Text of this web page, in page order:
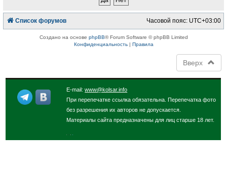
Список форумов Часовой пояс: UTC+03:00
Создано на основе phpBB® Forum Software © phpBB Limited
Конфиденциальность| Правила
Вверх
E-mail:www@kolsar.info
При перепечатке ссылка обязательна. Перепечатка фото
без разрешения их авторов не допускается.
Материалы сайта предназначены для лиц старше 18 лет.